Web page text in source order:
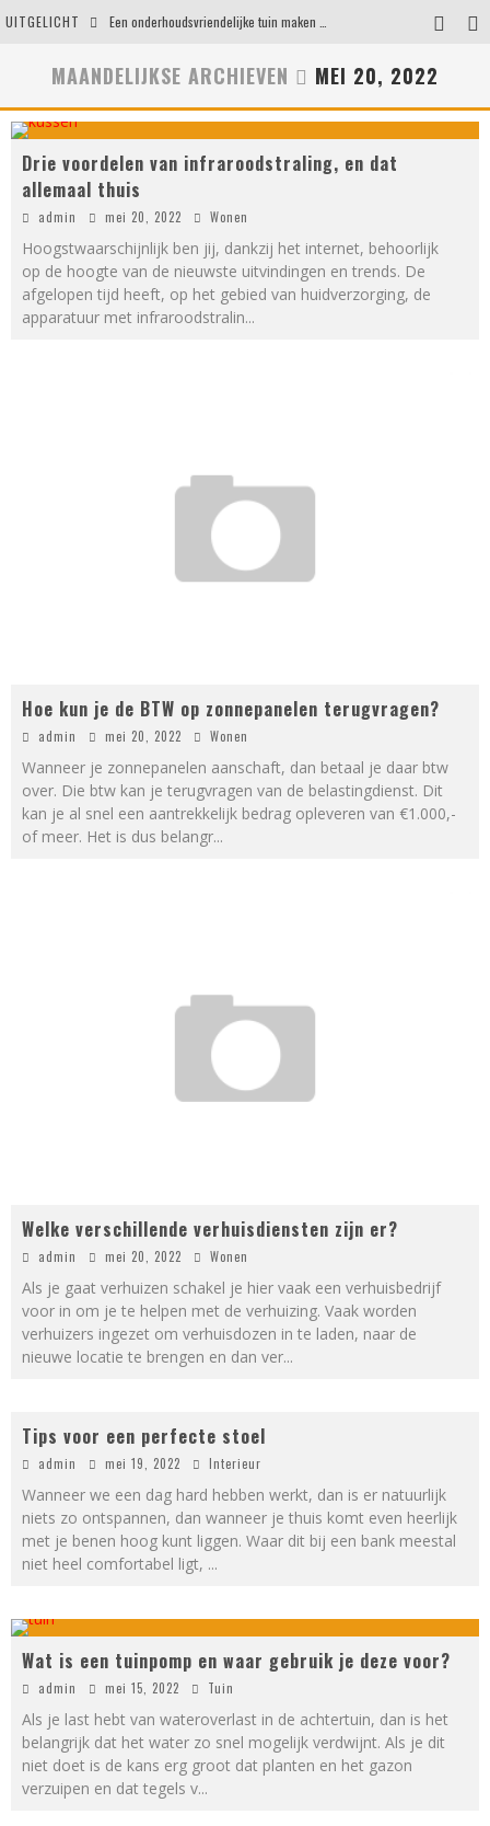
UITGELICHT
Eigentijdse en stijlvolle plafonnières voor iedere ruimte
Waar je op moet letten voordat je een woning koopt
MAANDELIJKSE ARCHIEVEN MEI 20, 2022
Drie voordelen van infraroodstraling, en dat
allemaal thuis
admin mei 20, 2022 Wonen
Hoogstwaarschijnlijk ben jij, dankzij het internet, behoorlijk
op de hoogte van de nieuwste uitvindingen en trends. De
afgelopen tijd heeft, op het gebied van huidverzorging, de
apparatuur met infraroodstralin...
Hoe kun je de BTW op zonnepanelen terugvragen?
admin mei 20, 2022 Wonen
Wanneer je zonnepanelen aanschaft, dan betaal je daar btw
over. Die btw kan je terugvragen van de belastingdienst. Dit
kan je al snel een aantrekkelijk bedrag opleveren van €1.000,-
of meer. Het is dus belangr...
Welke verschillende verhuisdiensten zijn er?
admin mei 20, 2022 Wonen
Als je gaat verhuizen schakel je hier vaak een verhuisbedrijf
voor in om je te helpen met de verhuizing. Vaak worden
verhuizers ingezet om verhuisdozen in te laden, naar de
nieuwe locatie te brengen en dan ver...
Tips voor een perfecte stoel
admin mei 19, 2022 Interieur
Wanneer we een dag hard hebben werkt, dan is er natuurlijk
niets zo ontspannen, dan wanneer je thuis komt even heerlijk
met je benen hoog kunt liggen. Waar dit bij een bank meestal
niet heel comfortabel ligt, ...
Wat is een tuinpomp en waar gebruik je deze voor?
admin mei 15, 2022 Tuin
Als je last hebt van wateroverlast in de achtertuin, dan is het
belangrijk dat het water zo snel mogelijk verdwijnt. Als je dit
niet doet is de kans erg groot dat planten en het gazon
verzuipen en dat tegels v...